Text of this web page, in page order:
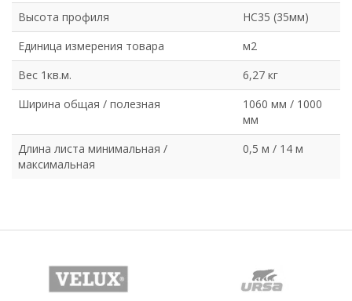
Высота профиля
НС35 (35мм)
Единица измерения товара
м2
Вес 1кв.м.
6,27 кг
Ширина общая / полезная
1060 мм / 1000
мм
Длина листа минимальная /
максимальная
0,5 м / 14 м